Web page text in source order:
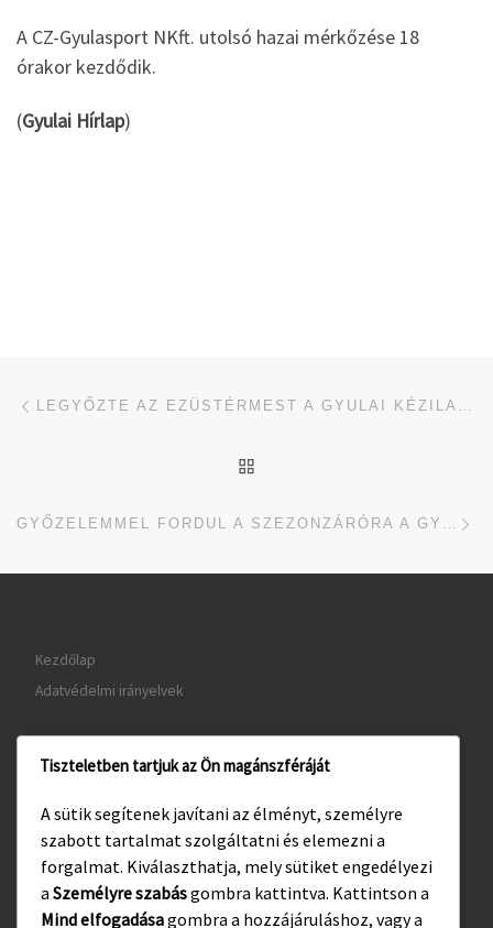
A CZ-Gyulasport NKft. utolsó hazai mérkőzése 18
órakor kezdődik.
(Gyulai Hírlap)
Navigálás a bejegyzések között LEGYŐZTE AZ EZÜSTÉRMEST A GYULAI KÉZILABDACSAPAT
GYŐZELEMMEL FORDUL A SZEZONZÁRÓRA A GYULAI KÉZILABDACSAPAT
Kezdőlap
Adatvédelmi irányelvek
www.visitgyula.com
www.gyulakult.hu
Tiszteletben tartjuk az Ön magánszféráját
A sütik segítenek javítani az élményt, személyre
szabott tartalmat szolgáltatni és elemezni a
forgalmat. Kiválaszthatja, mely sütiket engedélyezi
a Személyre szabásgombra kattintva. Kattintson a
Mind elfogadásagombra a hozzájáruláshoz, vagy a